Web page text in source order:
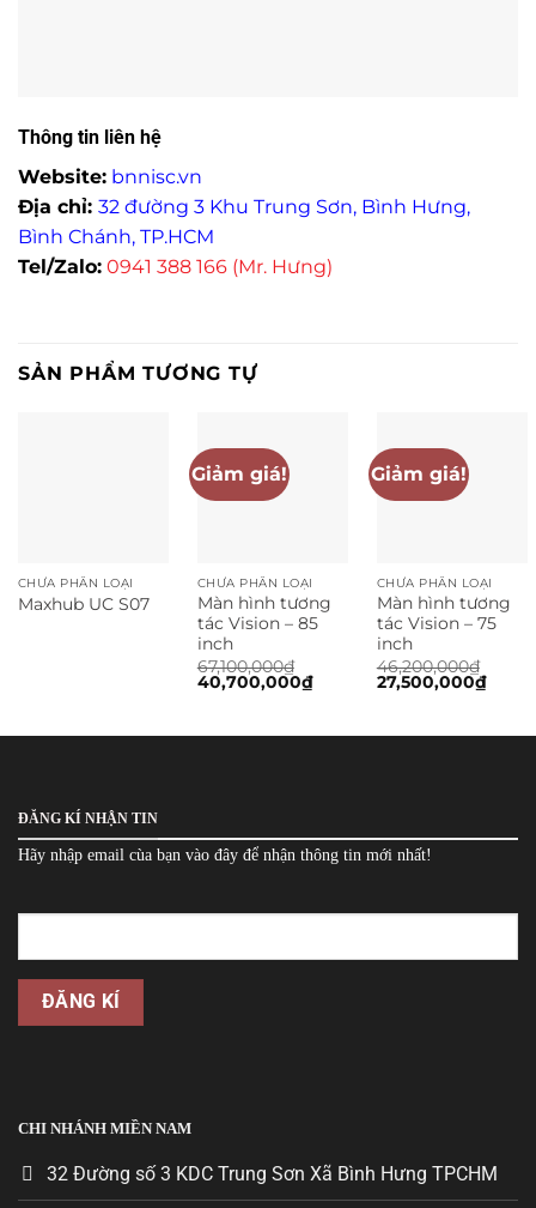
Thông tin liên hệ
Website: bnnisc.vn
Địa chỉ: 32 đường 3 Khu Trung Sơn, Bình Hưng,
Bình Chánh, TP.HCM
Tel/Zalo: 0941 388 166 (Mr. Hưng)
SẢN PHẨM TƯƠNG TỰ
CHƯA PHÂN LOẠI
Maxhub UC S07
Giảm giá!
CHƯA PHÂN LOẠI
Màn hình tương
tác Vision – 85
inch
67,100,000₫
Giá
gốc
40,700,000₫Giá
hiện
40,700,000₫.
Giảm giá!
CHƯA PHÂN LOẠI
Màn hình tương
tác Vision – 75
inch
46,200,000₫
Giá
gốc
27,500,000₫Giá
hiện
ĐĂNG KÍ NHẬN TIN
Hãy nhập email cùa bạn vào đây để nhận thông tin mới nhất!
CHI NHÁNH MIỀN NAM
32 Đường số 3 KDC Trung Sơn Xã Bình Hưng TPCHM